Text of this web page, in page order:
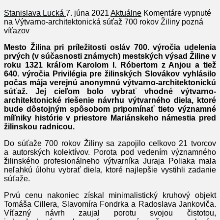
Stanislava Lucká 7. júna 2021 Aktuálne Komentáre vypnuté
na Výtvarno-architektonická súťaž 700 rokov Žiliny pozná
víťazov
Mesto Žilina pri príležitosti osláv 700. výročia udelenia
prvých (v súčasnosti známych) mestských výsad Žiline v
roku 1321 kráľom Karolom I. Róbertom z Anjou a tiež
640. výročia Privilégia pre žilinských Slovákov vyhlásilo
počas mája verejnú anonymnú výtvarno-architektonickú
súťaž. Jej cieľom bolo vybrať vhodné výtvarno-
architektonické riešenie návrhu výtvarného diela, ktoré
bude dôstojným spôsobom pripomínať tieto významné
míľniky histórie v priestore Mariánskeho námestia pred
žilinskou radnicou.
Do súťaže 700 rokov Žiliny sa zapojilo celkovo 21 tvorcov
a autorských kolektívov. Porota pod vedením významného
žilinského profesionálneho výtvarníka Juraja Poliaka mala
neľahkú úlohu vybrať diela, ktoré najlepšie vystihli zadanie
súťaže.
Prvú cenu nakoniec získal minimalistický kruhový objekt
Tomáša Cillera, Slavomíra Fondrka a Radoslava Jankoviča.
Víťazný návrh zaujal porotu svojou čistotou,